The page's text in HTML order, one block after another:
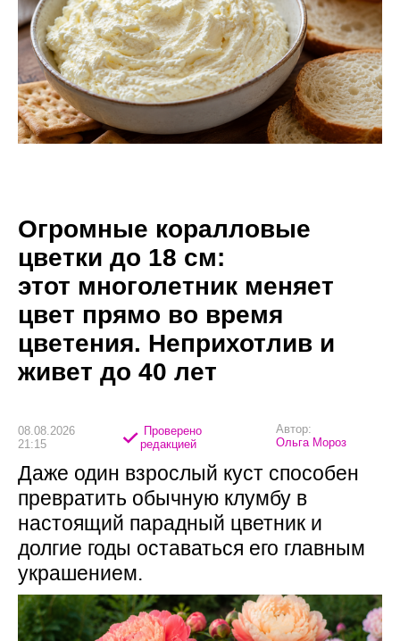
Огромные коралловые
цветки до 18 см:
этот многолетник меняет
цвет прямо во время
цветения. Неприхотлив и
живет до 40 лет
08.08.2026
21:15
Проверено
редакцией
Автор:
Ольга Мороз
Даже один взрослый куст способен
превратить обычную клумбу в
настоящий парадный цветник и
долгие годы оставаться его главным
украшением.